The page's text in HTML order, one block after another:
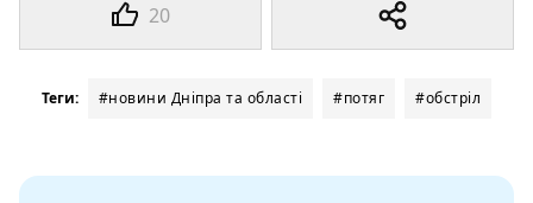
20
Теги: #новини Дніпра та області #потяг #обстріл